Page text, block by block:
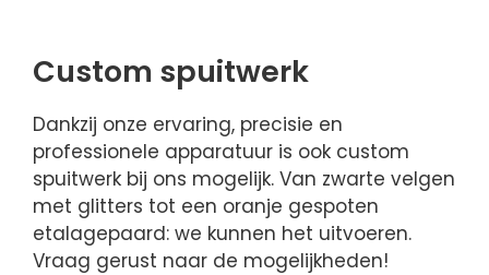
Custom spuitwerk
Dankzij onze ervaring, precisie en
professionele apparatuur is ook custom
spuitwerk bij ons mogelijk. Van zwarte velgen
met glitters tot een oranje gespoten
etalagepaard: we kunnen het uitvoeren.
Vraag gerust naar de mogelijkheden!